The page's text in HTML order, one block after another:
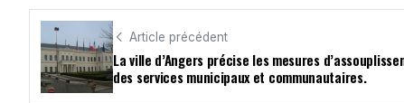
Article précédent
La ville d’Angers précise les mesures
des services municipaux et communautaires.